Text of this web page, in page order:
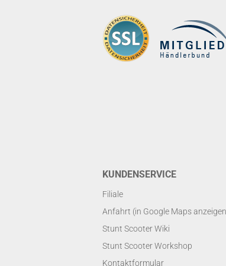
KUNDENSERVICE
Filiale
Anfahrt (in Google Maps
Stunt Scooter Wiki
Stunt Scooter Workshop
Kontaktformular